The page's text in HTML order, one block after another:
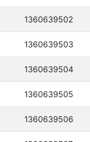
1360639502
1360639503
1360639504
1360639505
1360639506